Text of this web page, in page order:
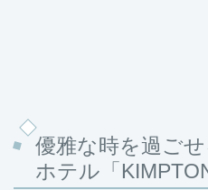
優雅な時を過ご
ホテル「